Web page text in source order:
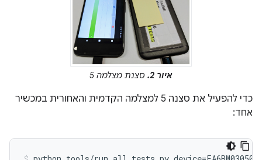
איור 2. סצנת מצלמה 5
כדי להפעיל את סצנה 5 למצלמה הקדמית והאחורית במכשיר
אחד: